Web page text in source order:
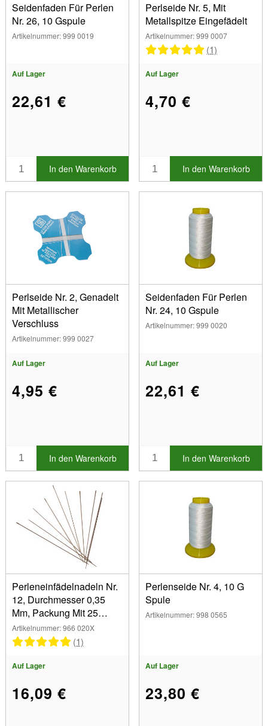
Seidenfaden Für Perlen
Nr. 26, 10 Gspule
Artikelnummer: 999 0019
Auf Lager
22,61 €
In den Warenkorb
Perlseide Nr. 5, Mit
Metallspitze Eingefädelt
Artikelnummer: 999 0007
(1)
Auf Lager
4,70 €
In den Warenkorb
Perlseide Nr. 2, Genadelt
Mit Metallischer
Verschluss
Artikelnummer: 999 0027
Auf Lager
4,95 €
In den Warenkorb
Seidenfaden Für Perlen
Nr. 24, 10 Gspule
Artikelnummer: 999 0020
Auf Lager
22,61 €
In den Warenkorb
Perleneinfädelnadeln Nr.
12, Durchmesser 0,35
Mm, Packung Mit 25
Stück
Artikelnummer: 966 020X
(1)
Auf Lager
16,09 €
Perlenseide Nr. 4, 10 G
Spule
Artikelnummer: 998 0565
Auf Lager
23,80 €